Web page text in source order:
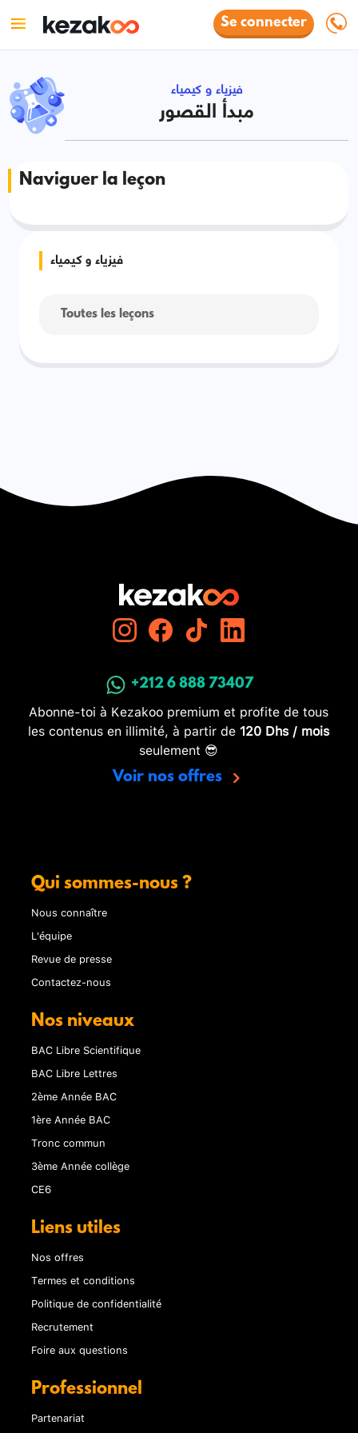
Se connecter
فيزياء و كيمياء
مبدأ القصور
Naviguer la leçon
فيزياء و كيمياء
Toutes les leçons
+212 6 888 73407
Abonne-toi à Kezakoo premium et profite de tous
les contenus en illimité, à partir de 120 Dhs / mois
seulement 😎
Voir nos offres
Qui sommes-nous ?
Nous connaître
L'équipe
Revue de presse
Contactez-nous
Nos niveaux
BAC Libre Scientifique
BAC Libre Lettres
2ème Année BAC
1ère Année BAC
Tronc commun
3ème Année collège
CE6
Liens utiles
Nos offres
Termes et conditions
Politique de confidentialité
Recrutement
Foire aux questions
Professionnel
Partenariat